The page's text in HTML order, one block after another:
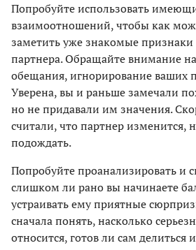
Попробуйте использовать
взаимоотношений, чтобы как
заметить уже знакомые признаки
партнера. Обращайте внимание
обещания, игнорирование ваших
Уверена, вы и раньше замечали
но не придавали им значения.
считали, что партнер изменится,
подождать.
Попробуйте проанализировать и
слишком ли рано вы начинаете
устраивать ему приятные
сначала понять, насколько
относится, готов ли сам делиться